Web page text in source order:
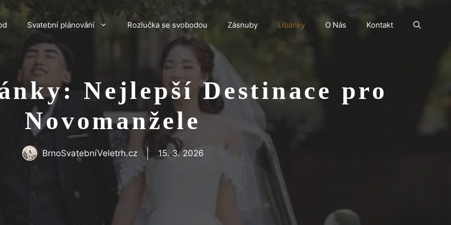
Svatební plánování Rozlučka se svobodou Zásnuby Líbánky O Nás Kontakt
Nejlepší Destinace pro
Novomanžele
BrnoSvatebníVeletrh.cz 15. 3. 2026